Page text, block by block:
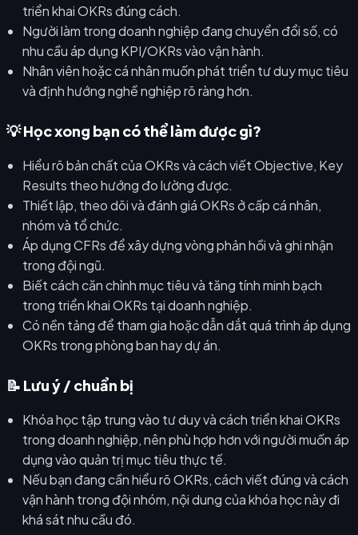
triển khai OKRs đúng cách.
Người làm trong doanh nghiệp đang chuyển đổi số, có
nhu cầu áp dụng KPI/OKRs vào vận hành.
Nhân viên hoặc cá nhân muốn phát triển tư duy mục tiêu
và định hướng nghề nghiệp rõ ràng hơn.
💡 Học xong bạn có thể làm được gì?
Hiểu rõ bản chất của OKRs và cách viết Objective, Key
Results theo hướng đo lường được.
Thiết lập, theo dõi và đánh giá OKRs ở cấp cá nhân,
nhóm và tổ chức.
Áp dụng CFRs để xây dựng vòng phản hồi và ghi nhận
trong đội ngũ.
Biết cách căn chỉnh mục tiêu và tăng tính minh bạch
trong triển khai OKRs tại doanh nghiệp.
Có nền tảng để tham gia hoặc dẫn dắt quá trình áp dụng
OKRs trong phòng ban hay dự án.
📝 Lưu ý / chuẩn bị
Khóa học tập trung vào tư duy và cách triển khai OKRs
trong doanh nghiệp, nên phù hợp hơn với người muốn áp
dụng vào quản trị mục tiêu thực tế.
Nếu bạn đang cần hiểu rõ OKRs, cách viết đúng và cách
vận hành trong đội nhóm, nội dung của khóa học này đi
khá sát nhu cầu đó.